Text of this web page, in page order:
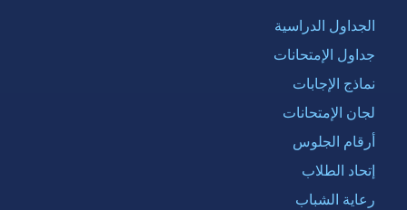
الجداول الدراسية
جداول الإمتحانات
نماذج الإجابات
لجان الإمتحانات
أرقام الجلوس
إتحاد الطلاب
رعاية الشباب